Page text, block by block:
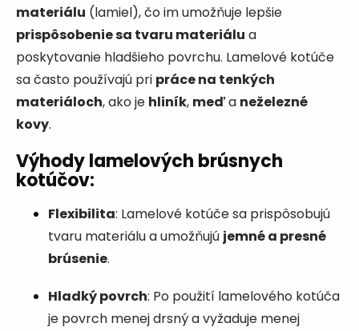
materiálu (lamiel), čo im umožňuje lepšie
prispôsobenie sa tvaru materiálu a
poskytovanie hladšieho povrchu. Lamelové kotúče
sa často používajú pri práce na tenkých
materiáloch, ako je hliník, meďa neželezné
kovy.
Výhody lamelových brúsnych
kotúčov:
Flexibilita: Lamelové kotúče sa prispôsobujú
tvaru materiálu a umožňujú jemné a presné
brúsenie.
Hladký povrch: Po použití lamelového kotúča
je povrch menej drsný a vyžaduje menej